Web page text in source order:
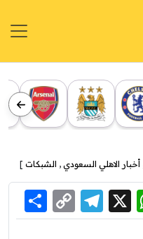
أخبار الاهلي السعودي , الشبكات ]
WhatsApp
X
Link